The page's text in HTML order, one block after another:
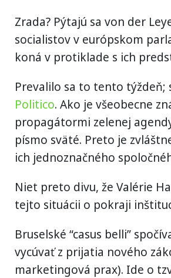
Zrada? Pýtajú sa von der
socialistov v európskom
koná v protiklade s ich
Prevalilo sa to tento
Politico. Ako je všeobecne
propagátormi zelenej
písmo sväté. Preto je
ich jednoznačného
Niet preto divu, že Valérie
tejto situácii o pokraji
Bruselské “casus belli”
vycúvať z prijatia nového
marketingová prax). Ide o